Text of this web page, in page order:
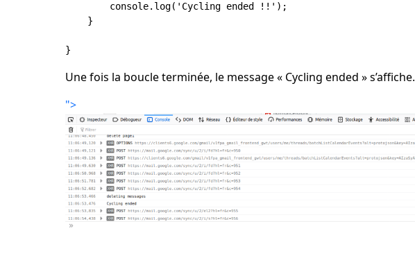
        console.log('Cycling ended !!');
    }
Une fois la boucle terminée, le message « Cycling ended » s’affiche.
">